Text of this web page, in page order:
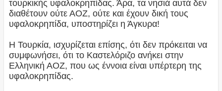
τουρκικής υφαλοκρηπίδας. Άρα, τα νησιά αυτά δεν
διαθέτουν ούτε ΑΟΖ, ούτε και έχουν δική τους
υφαλοκρηπίδα, υποστηρίζει η Άγκυρα!
Η Τουρκία, ισχυρίζεται επίσης, ότι δεν πρόκειται να
συμφωνήσει, ότι το Καστελόριζο ανήκει στην
Ελληνική ΑΟΖ, που ως έννοια είναι υπέρτερη της
υφαλοκρηπίδας.